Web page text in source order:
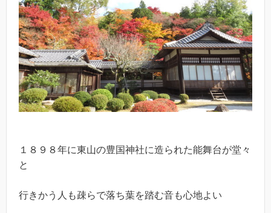
１８９８年に東山の豊国神社に造られた能舞台が堂々
と
行きかう人も疎らで落ち葉を踏む音も心地よい